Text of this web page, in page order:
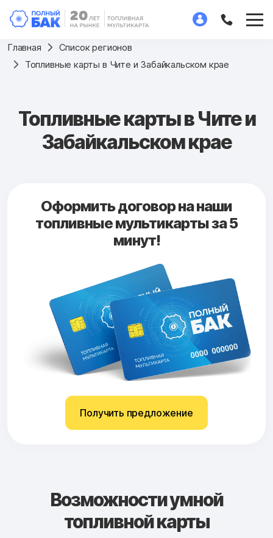
Главная
Список регионов
Топливные карты в Чите и Забайкальском крае
Топливные карты в Чите и
Забайкальском крае
Оформить договор на наши
топливные мультикарты за 5
минут!
Получить предложение
Возможности умной
топливной карты